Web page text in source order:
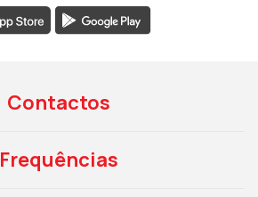
Contactos
Frequências